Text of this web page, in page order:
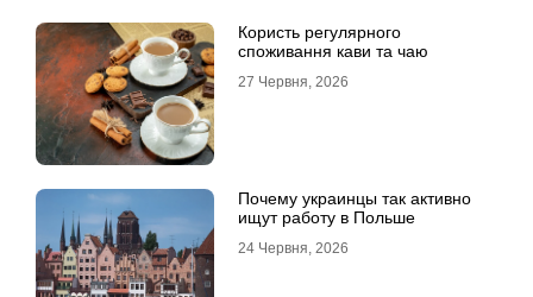
Користь регулярного
споживання кави та чаю
27 Червня, 2026
Почему украинцы так активно
ищут работу в Польше
24 Червня, 2026